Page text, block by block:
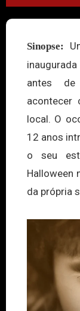
Sinopse:
antes de
acontecer
local. O
12 anos
o seu
Halloween
da própria